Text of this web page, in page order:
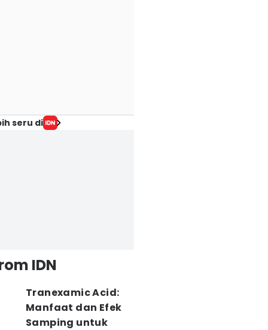
seru di
IDN
Tranexamic Acid:
Manfaat dan Efek
Samping untuk